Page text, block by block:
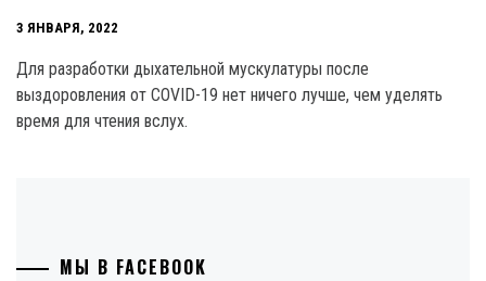
3 ЯНВАРЯ, 2022
Для разработки дыхательной мускулатуры после
выздоровления от CОVID-19 нет ничего лучше, чем уделять
время для чтения вслух.
МЫ В FACEBOOK